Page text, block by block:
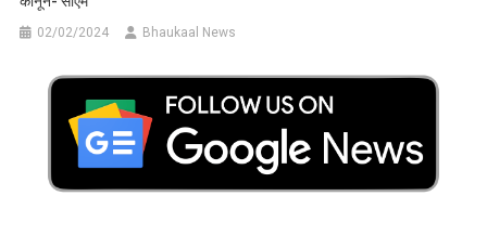
02/02/2024 Bhaukaal News